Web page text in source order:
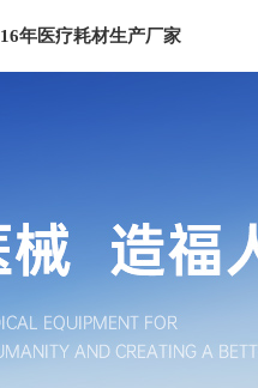
16年医疗耗材生产厂家